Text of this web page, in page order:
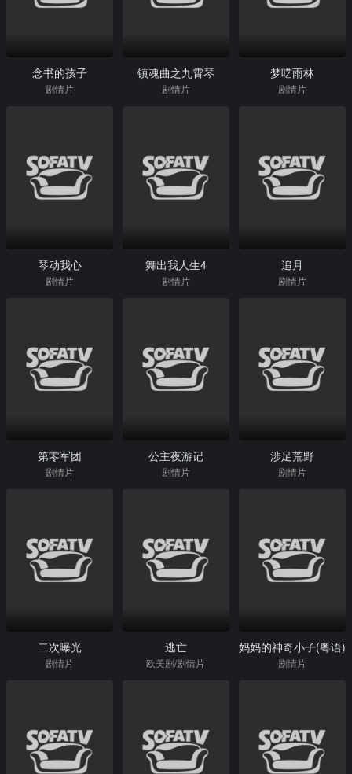
念书的孩子
剧情片
镇魂曲之九霄琴
剧情片
梦呓雨林
剧情片
琴动我心
剧情片
舞出我人生4
剧情片
追月
剧情片
第零军团
剧情片
公主夜游记
剧情片
涉足荒野
剧情片
二次曝光
剧情片
逃亡
欧美剧/剧情片
妈妈的神奇小子(粤语)
剧情片